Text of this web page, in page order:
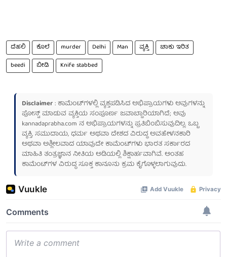
ದೆಹಲಿ ಕೊಲೆ murder Delhi Man ವ್ಯಕ್ತಿ
ಚಾಕು ಇರಿತ
beedi
ಬೀಡಿ Knife stabbed
Disclaimer: ಕಾಮೆಂಟ್‌ಗಳಲ್ಲಿ ವ್ಯಕ್ತಪಡಿಸಿದ ಅಭಿಪ್ರಾಯಗಳು ಅವುಗಳನ್ನು
ಪೋಸ್ಟ್ ಮಾಡುವ ವ್ಯಕ್ತಿಯ ಸಂಪೂರ್ಣ ಜವಾಬ್ದಾರಿಯಾಗಿದೆ; ಅವು
kannadaprabha.com ನ ಅಭಿಪ್ರಾಯಗಳನ್ನು ಪ್ರತಿಬಿಂಬಿಸುವುದಿಲ್ಲ. ಒಬ್ಬ
ವ್ಯಕ್ತಿ, ಸಮುದಾಯ, ಧರ್ಮ ಅಥವಾ ದೇಶದ ವಿರುದ್ಧ ಅವಹೇಳನಕಾರಿ
ಅಥವಾ ಅಶ್ಲೀಲವಾದ ಯಾವುದೇ ಕಾಮೆಂಟ್‌ಗಳು ಭಾರತ ಸರ್ಕಾರದ
ಮಾಹಿತಿ ತಂತ್ರಜ್ಞಾನ ನೀತಿಯ ಅಡಿಯಲ್ಲಿ ಶಿಕ್ಷಾರ್ಹವಾಗಿವೆ. ಅಂತಹ
ಕಾಮೆಂಟ್‌ಗಳ ವಿರುದ್ಧ ಸೂಕ್ತ ಕಾನೂನು ಕ್ರಮ ಕೈಗೊಳ್ಳಲಾಗುವುದು.